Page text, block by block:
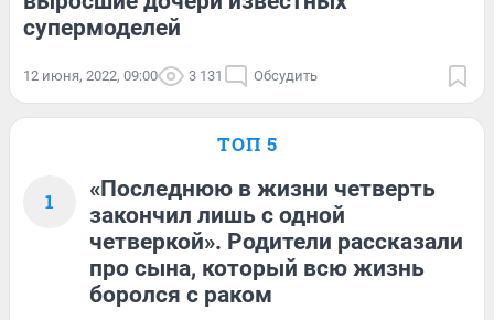
супермоделей
12 июня, 2022, 09:00 3 131 Обсудить
ТОП 5
1
«Последнюю в жизни четверть
закончил лишь с одной
четверкой». Родители рассказали
про сына, который всю жизнь
боролся с раком